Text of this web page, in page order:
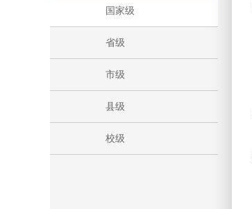
国家级
省级
市级
县级
校级